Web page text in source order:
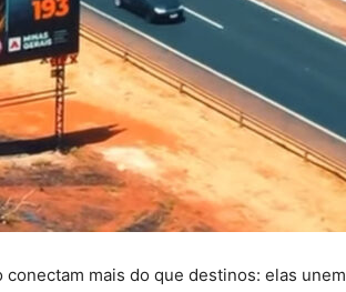
mais do que destinos: elas unem